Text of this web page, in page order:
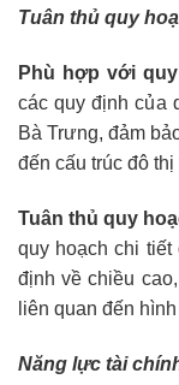
Tuân thủ quy
Phù hợp với
các quy định của
Bà Trưng, đảm
đến cấu trúc đô
Tuân thủ quy
quy hoạch chi
định về chiều
liên quan đến
Năng lực tài